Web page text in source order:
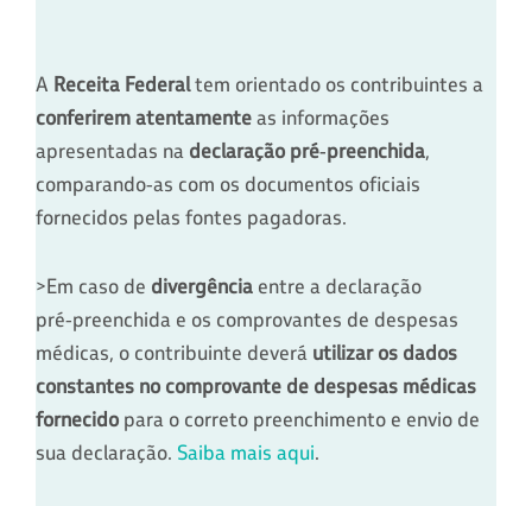
A Receita Federaltem orientado os contribuintes a
conferirem atentamenteas informações
apresentadas na declaração pré‑preenchida,
comparando‑as com os documentos oficiais
fornecidos pelas fontes pagadoras.
>Em caso de divergência entre a declaração
pré‑preenchida e os comprovantes de despesas
médicas, o contribuinte deverá utilizar os dados
constantes no comprovante de despesas médicas
fornecido para o correto preenchimento e envio de
sua declaração. Saiba mais aqui.